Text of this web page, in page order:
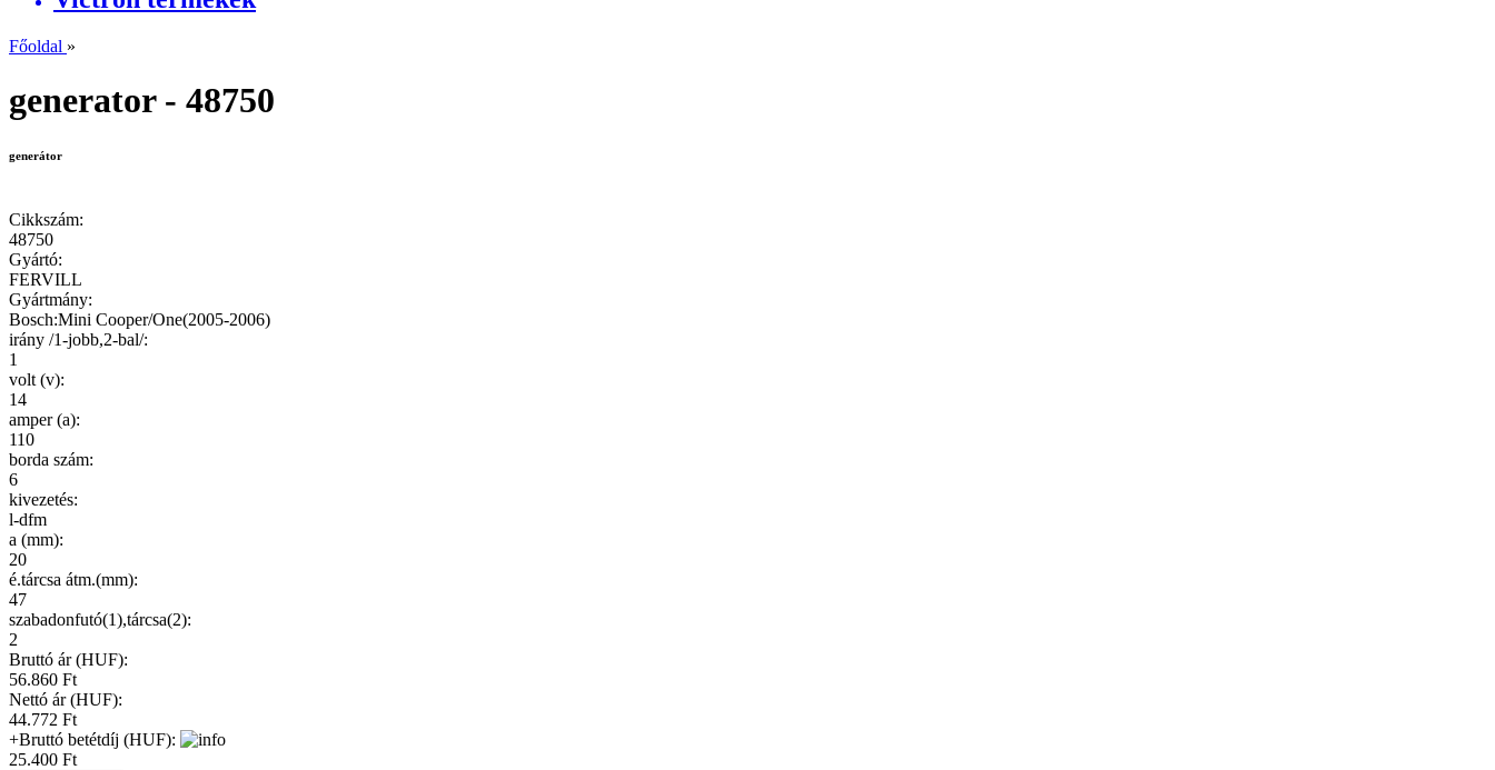
Főoldal »
generator - 48750
generátor
Cikkszám:
48750
Gyártó:
FERVILL
Gyártmány:
Bosch:Mini Cooper/One(2005-2006)
irány /1-jobb,2-bal/:
1
volt (v):
14
amper (a):
110
borda szám:
6
kivezetés:
l-dfm
a (mm):
20
é.tárcsa átm.(mm):
47
szabadonfutó(1),tárcsa(2):
2
Bruttó ár (HUF):
56.860 Ft
Nettó ár (HUF):
44.772 Ft
+Bruttó betétdíj (HUF):
25.400 Ft